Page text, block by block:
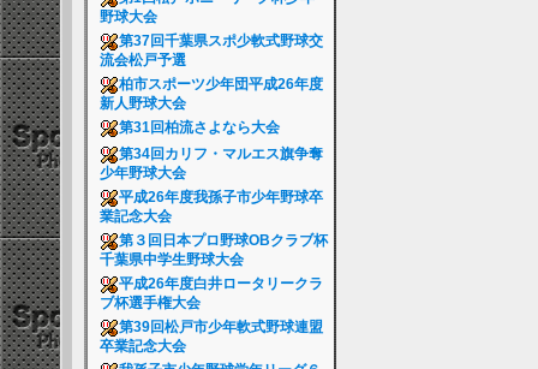
野球大会
第37回千葉県スポ少軟式野球交
流会松戸予選
柏市スポーツ少年団平成26年度
新人野球大会
第31回柏流さよなら大会
第34回カリフ・マルエス旗争奪
少年野球大会
平成26年度我孫子市少年野球卒
業記念大会
第３回日本プロ野球OBクラブ杯
千葉県中学生野球大会
平成26年度白井ロータリークラ
ブ杯選手権大会
第39回松戸市少年軟式野球連盟
卒業記念大会